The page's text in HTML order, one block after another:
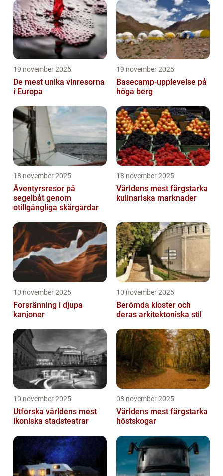
19 november 2025
De mest unika vinresorna
i Europa
19 november 2025
Basecamp-upplevelse på
höga berg
18 november 2025
Äventyrsresor på
segelbåt genom
otillgängliga skärgårdar
18 november 2025
Världens mest färgstarka
kulinariska marknader
10 november 2025
Forsränning i djupa
kanjoner
10 november 2025
Berömda kloster och
deras arkitektoniska stil
10 november 2025
Utforska världens mest
ikoniska stadsteatrar
08 november 2025
Världens mest färgstarka
höstskogar